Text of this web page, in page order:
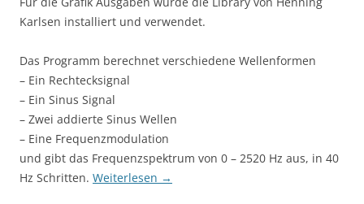
Karlsen installiert und verwendet.
Das Programm berechnet verschiedene Wellenformen
– Ein Rechtecksignal
– Ein Sinus Signal
– Zwei addierte Sinus Wellen
– Eine Frequenzmodulation
und gibt das Frequenzspektrum von 0 – 2520 Hz aus, in 40
Hz Schritten. Weiterlesen →